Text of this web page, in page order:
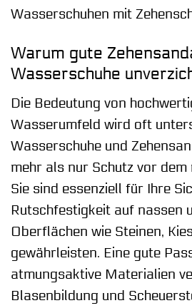
Wasserschuhen mit
Warum gute
Wasserschuhe
Die Bedeutung von
Wasserumfeld wird oft
Wasserschuhe und
mehr als nur Schutz vor dem
Sie sind essenziell für Ihre
Rutschfestigkeit auf nassen
Oberflächen wie Steinen,
gewährleisten. Eine gute
atmungsaktive Materialien
Blasenbildung und